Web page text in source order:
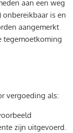
aan een weg
is en
aangemerkt
tegemoetkoming
vergoeding als:
zijn uitgevoerd.